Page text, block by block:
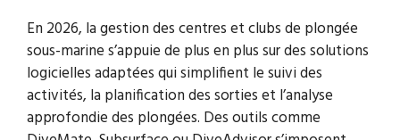
En 2026, la gestion des centres et clubs de plongée
sous-marine s’appuie de plus en plus sur des solutions
logicielles adaptées qui simplifient le suivi des
activités, la planification des sorties et l’analyse
approfondie des plongées. Des outils comme